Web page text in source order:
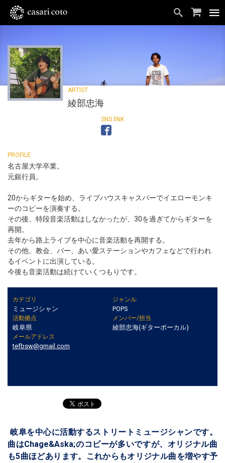
綾部忠海
名古屋大学卒業。
元銀行員。
20からギターを始め、ライブハウスキャスパーでイエローモンキ
ーのコピーを演奏する。
その後、特段音楽活動はしなかったが、30を過ぎてからギターを
再開。
去年から路上ライブを中心に音楽活動を再開する。
その他、教会、バー、あい愛ステーションやカフェなどで行われ
るイベントに出演している。
今後も音楽活動は続けていくつもりです。
カテゴリ
ミュージシャン
ジャンル
POPS
活動拠点
岐阜県
メンバー/担当
綾部忠海(ギターボーカル)
メールアドレス
tefbsw@gmail.com
岐阜を中心に活動するストリートミュージシャンです。
曲はChage&Aska;のコピーが多いですが、オリジナル曲
も5曲ほどあります。これからもオリジナル曲を増やす予